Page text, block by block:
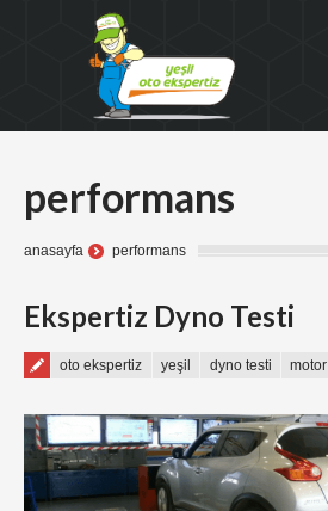
performans
anasayfa performans
Ekspertiz Dyno Testi
oto ekspertiz yeşil dyno testi motor